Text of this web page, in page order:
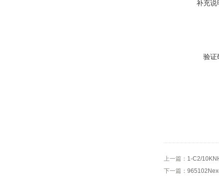
补充说
验证
上一篇： 1-C2/
下一篇：